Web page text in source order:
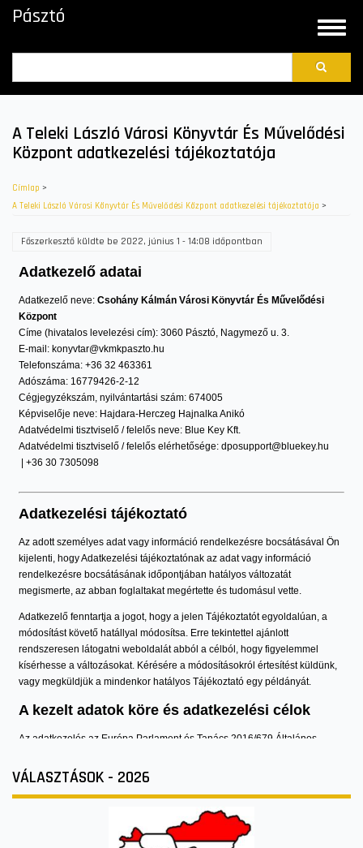
Ugrás
Toggle
Pásztó
A Teleki László Városi Könyvtár És Művelődési
Központ adatkezelési tájékoztatója
Címlap >
A Teleki László Városi Könyvtár És Művelődési Központ adatkezelési tájékoztatója >
Főszerkesztő küldte be 2022, június 1 - 14:08 időpontban
VÁLASZTÁSOK - 2026